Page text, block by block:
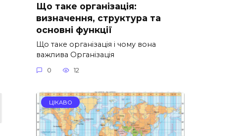
Що таке організація:
визначення, структура та
основні функції
Що таке організація і чому вона
важлива Організація
0 12
ЦІКАВО